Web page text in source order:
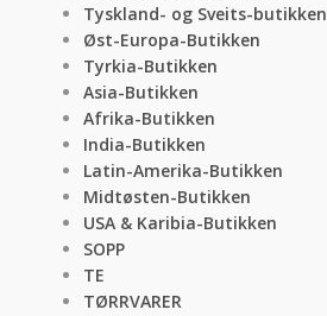
Tyskland- og Sveits-butikken
Øst-Europa-Butikken
Tyrkia-Butikken
Asia-Butikken
Afrika-Butikken
India-Butikken
Latin-Amerika-Butikken
Midtøsten-Butikken
USA & Karibia-Butikken
SOPP
TE
TØRRVARER